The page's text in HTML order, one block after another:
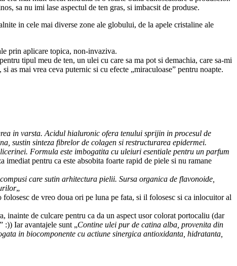
sa nu imi lase aspectul de ten gras, si imbacsit de produse.
in cele mai diverse zone ale globului, de la apele cristaline ale
prin aplicare topica, non-invaziva.
tipul meu de ten, un ulei cu care sa ma pot si demachia, care sa-mi
as mai vrea ceva puternic si cu efecte „miraculoase” pentru noapte.
in varsta. Acidul hialuronic ofera tenului sprijin in procesul de
sustin sinteza fibrelor de colagen si restructurarea epidermei.
Formula este imbogatita cu uleiuri esentiale pentru un parfum
imediat pentru ca este absobita foarte rapid de piele si nu ramane
care sutin arhitectura pielii. Sursa organica de flavonoide,
„
de vreo doua ori pe luna pe fata, si il folosesc si ca inlocuitor al
inainte de culcare pentru ca da un aspect usor colorat portocaliu (dar
:)) Iar avantajele sunt „Contine ulei pur de catina alba, provenita din
in biocomponente cu actiune sinergica antioxidanta, hidratanta,